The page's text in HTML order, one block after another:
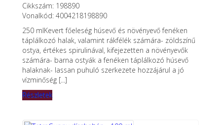
Cikkszám: 198890
Vonalkód: 4004218198890
250 mlKevert főeleség húsevő és növényevő fenéken
táplálkozó halak, valamint rákfélék számára- zöldszínű
ostya, értékes spirulinával, kifejezetten a növényevők
számára- barna ostyák a fenéken táplálkozó húsevő
halaknak- lassan puhuló szerkezete hozzájárul a jó
vízminőség [...]
Részletek